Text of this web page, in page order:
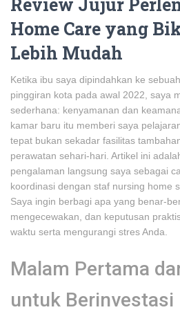
Home Care yang
Lebih Mudah
Ketika ibu saya dipindahkan ke
pinggiran kota pada awal 2022, saya
sederhana: kenyamanan dan
kamar baru itu memberi saya
tepat bukan sekadar fasilitas
perawatan sehari-hari. Artikel ini
pengalaman langsung saya sebagai
koordinasi dengan staf nursing home
Saya ingin berbagi apa yang benar-
mengecewakan, dan keputusan
waktu serta mengurangi stres Anda.
Malam Pertama
untuk Berinvestasi